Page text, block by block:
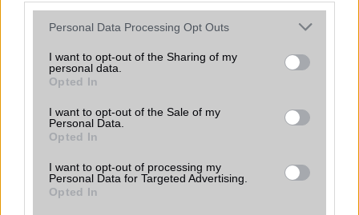
Please note that this website/app uses one or more Google
not limited to your visit or usage behaviour. You may click to
grant or deny consent to Google and its third-party tags to
use your data for below specified purposes in below Google
consent section.
Personal Data Processing Opt Outs
I want to opt-out of the Sharing of my
personal data.
Opted In
I want to opt-out of the Sale of my
Personal Data.
Opted In
I want to opt-out of processing my
Personal Data for Targeted Advertising.
Opted In
körsugárzó tornyok vannak (illetve kerültek telepítésre),
hanem egy-egy kiemelt irányba sugárzók is. Ez pedig azt
jelenti, hogy aki nem a sugárzási nyaláb területén
tartózkodik, arra a háttér sugárzási is exponenciálisan
kisebb értékkel hat!
technológia. Ezek az alábbiak (egy-egy példával
kiemelve):